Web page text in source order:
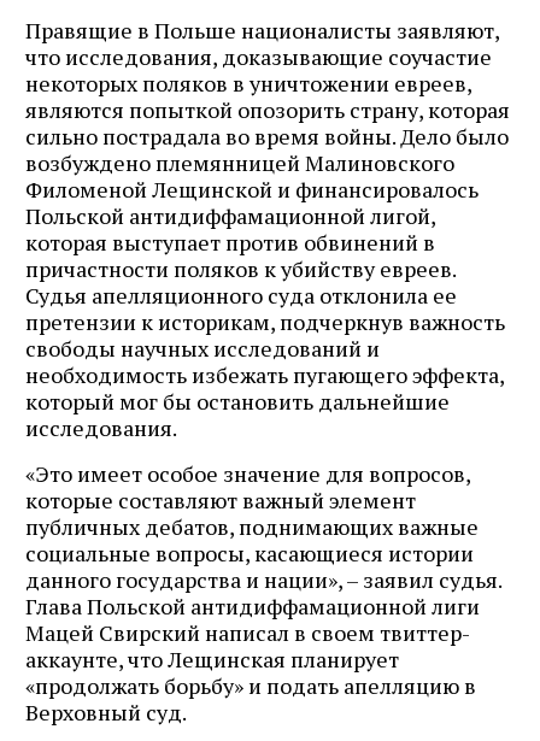
Правящие в Польше националисты заявляют,
что исследования, доказывающие соучастие
некоторых поляков в уничтожении евреев,
являются попыткой опозорить страну, которая
сильно пострадала во время войны. Дело было
возбуждено племянницей Малиновского
Филоменой Лещинской и финансировалось
Польской антидиффамационной лигой,
которая выступает против обвинений в
причастности поляков к убийству евреев.
Судья апелляционного суда отклонила ее
претензии к историкам, подчеркнув важность
свободы научных исследований и
необходимость избежать пугающего эффекта,
который мог бы остановить дальнейшие
исследования.
«Это имеет особое значение для вопросов,
которые составляют важный элемент
публичных дебатов, поднимающих важные
социальные вопросы, касающиеся истории
данного государства и нации», – заявил судья.
Глава Польской антидиффамационной лиги
Мацей Свирский написал в своем твиттер-
аккаунте, что Лещинская планирует
«продолжать борьбу» и подать апелляцию в
Верховный суд.